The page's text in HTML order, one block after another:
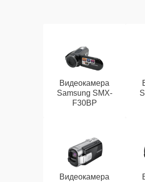
Видеокамера
Samsung SMX-
F30BP
Видеокамера